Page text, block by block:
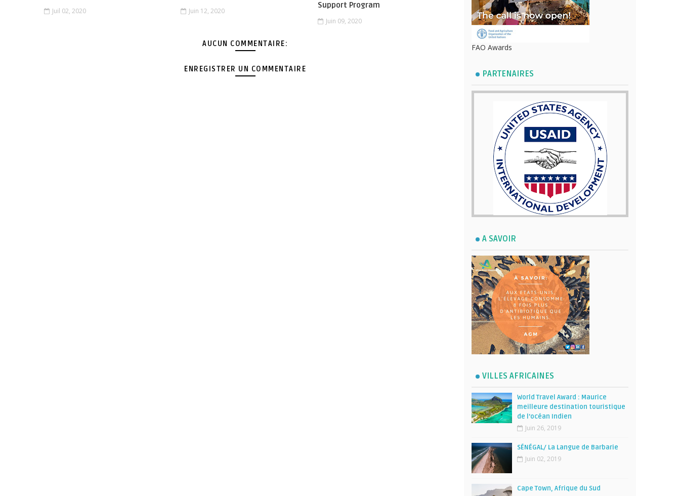
Juil 02, 2020 Juin 12, 2020
Support Program
Juin 09, 2020
AUCUN COMMENTAIRE:
ENREGISTRER UN COMMENTAIRE
FAO Awards
PARTENAIRES
A SAVOIR
VILLES AFRICAINES
World Travel Award : Maurice
meilleure destination touristique
de l’océan Indien
Juin 26, 2019
SÉNÉGAL/ La Langue de Barbarie
Juin 02, 2019
Cape Town, Afrique du Sud